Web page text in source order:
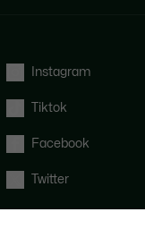
Instagram
Tiktok
Facebook
Twitter